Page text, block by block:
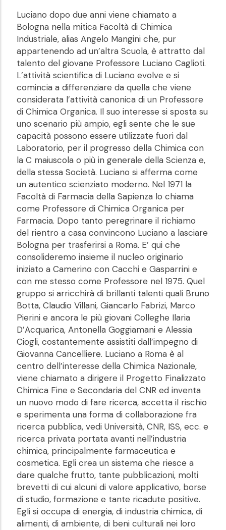
Luciano dopo due anni viene chiamato a
Bologna nella mitica Facoltà di Chimica
Industriale, alias Angelo Mangini che, pur
appartenendo ad un’altra Scuola, è attratto dal
talento del giovane Professore Luciano Caglioti.
L’attività scientifica di Luciano evolve e si
comincia a differenziare da quella che viene
considerata l’attività canonica di un Professore
di Chimica Organica. Il suo interesse si sposta su
uno scenario più ampio, egli sente che le sue
capacità possono essere utilizzate fuori dal
Laboratorio, per il progresso della Chimica con
la C maiuscola o più in generale della Scienza e,
della stessa Società. Luciano si afferma come
un autentico scienziato moderno. Nel 1971 la
Facoltà di Farmacia della Sapienza lo chiama
come Professore di Chimica Organica per
Farmacia. Dopo tanto peregrinare il richiamo
del rientro a casa convincono Luciano a lasciare
Bologna per trasferirsi a Roma. E’ qui che
consolideremo insieme il nucleo originario
iniziato a Camerino con Cacchi e Gasparrini e
con me stesso come Professore nel 1975. Quel
gruppo si arricchirà di brillanti talenti quali Bruno
Botta, Claudio Villani, Giancarlo Fabrizi, Marco
Pierini e ancora le più giovani Colleghe Ilaria
D’Acquarica, Antonella Goggiamani e Alessia
Ciogli, costantemente assistiti dall’impegno di
Giovanna Cancelliere. Luciano a Roma è al
centro dell’interesse della Chimica Nazionale,
viene chiamato a dirigere il Progetto Finalizzato
Chimica Fine e Secondaria del CNR ed inventa
un nuovo modo di fare ricerca, accetta il rischio
e sperimenta una forma di collaborazione fra
ricerca pubblica, vedi Università, CNR, ISS, ecc. e
ricerca privata portata avanti nell’industria
chimica, principalmente farmaceutica e
cosmetica. Egli crea un sistema che riesce a
dare qualche frutto, tante pubblicazioni, molti
brevetti di cui alcuni di valore applicativo, borse
di studio, formazione e tante ricadute positive.
Egli si occupa di energia, di industria chimica, di
alimenti, di ambiente, di beni culturali nei loro